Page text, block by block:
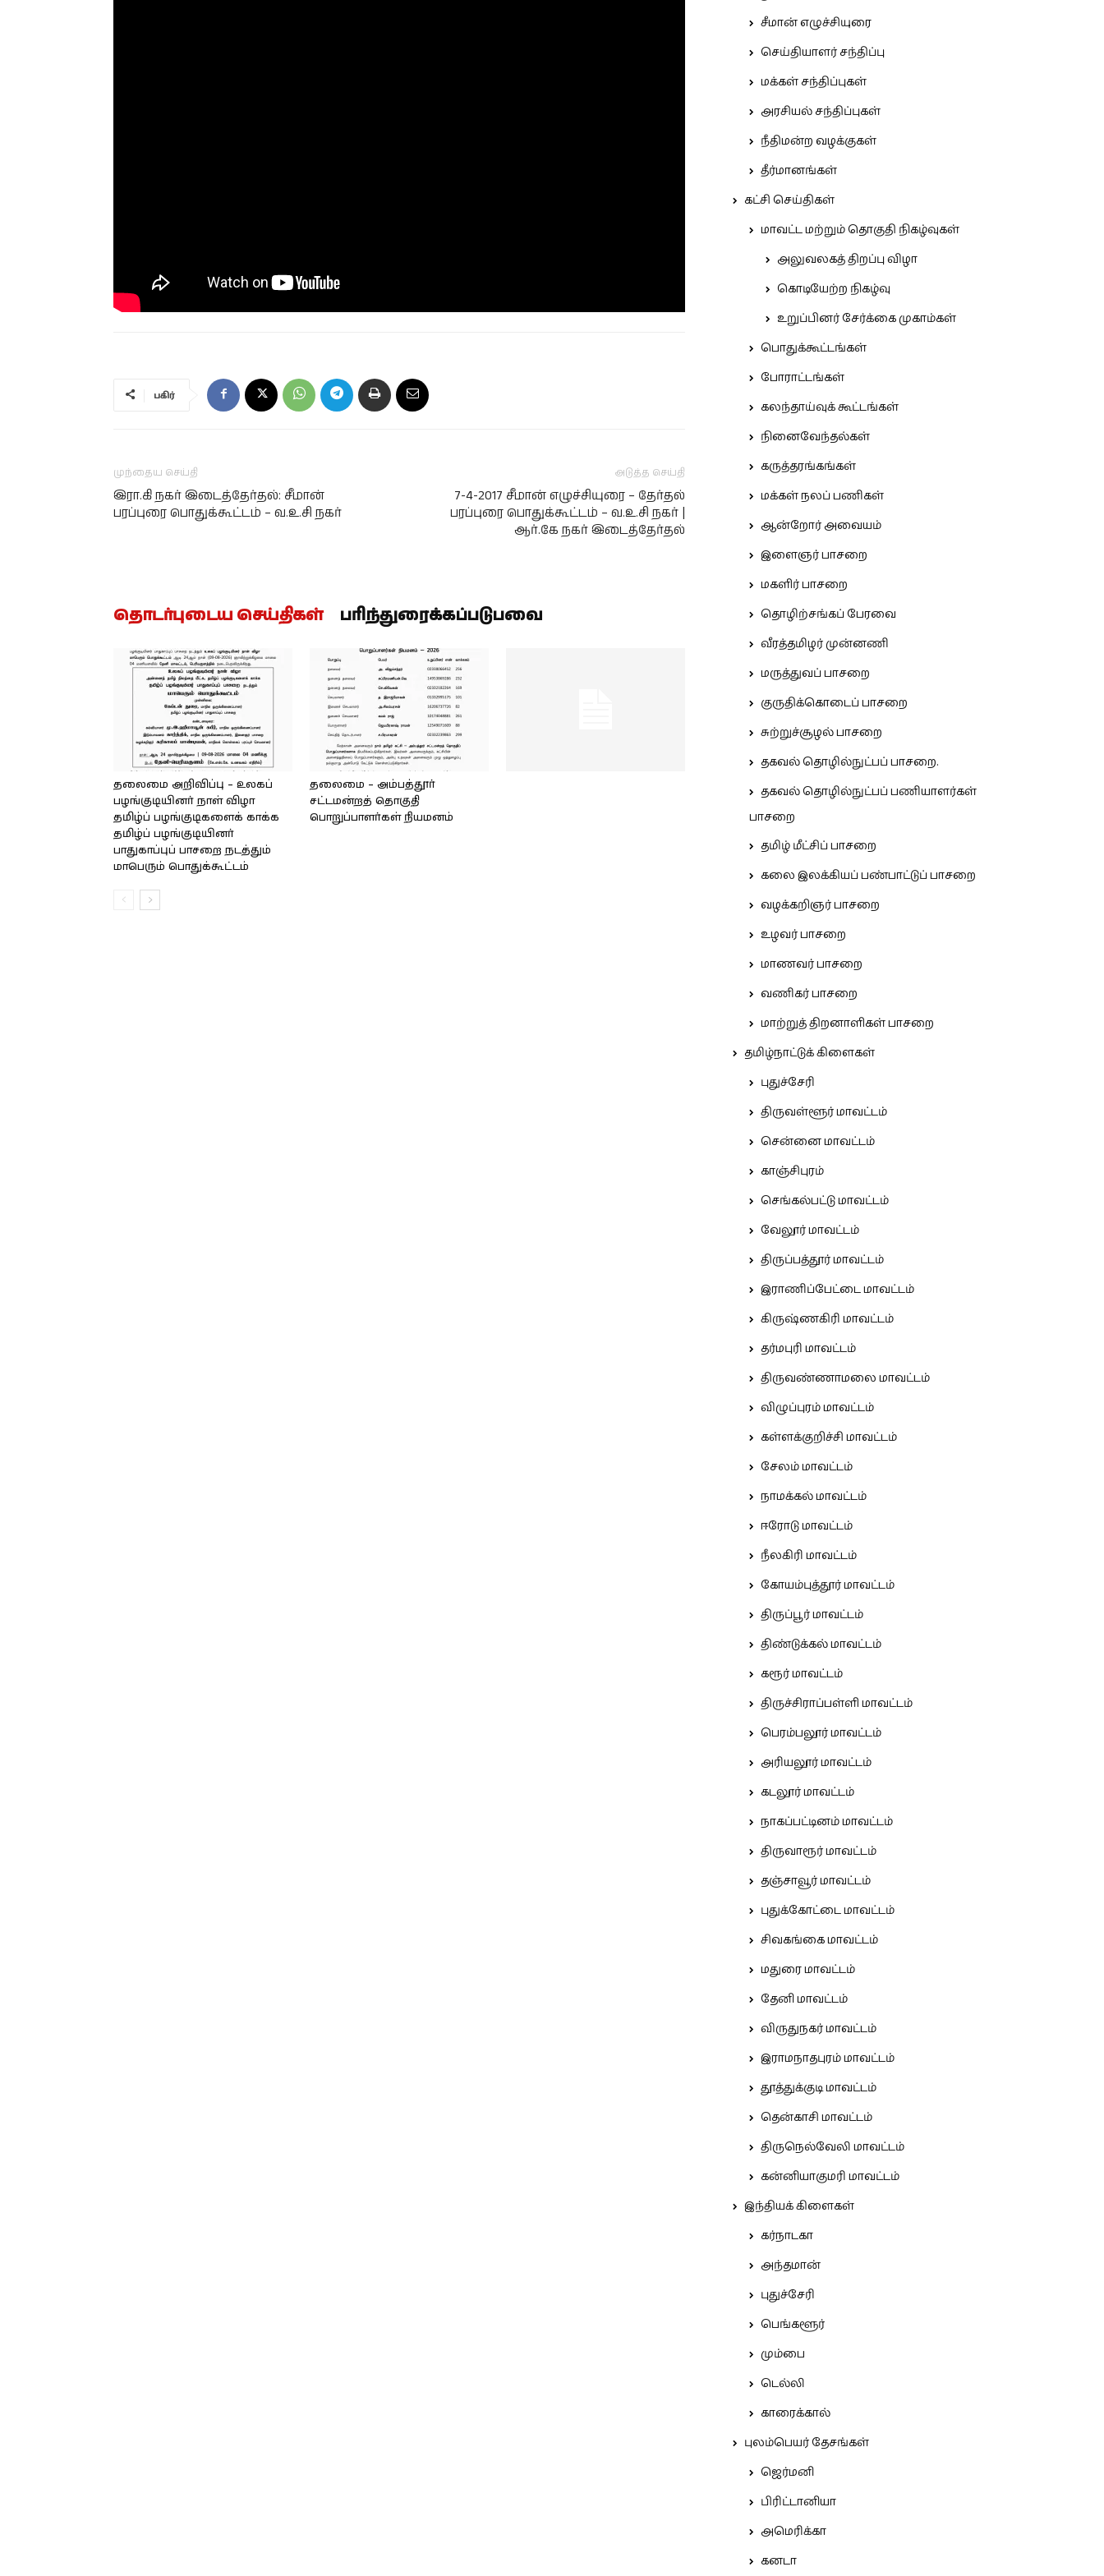
பகிர்
முந்தைய செய்தி
இரா.கி நகர் இடைத்தேர்தல்: சீமான்
பரப்புரை பொதுக்கூட்டம் – வ.உ.சி நகர்
அடுத்த செய்தி
7-4-2017 சீமான் எழுச்சியுரை – தேர்தல்
பரப்புரை பொதுக்கூட்டம் – வ.உ.சி நகர் |
ஆர்.கே நகர் இடைத்தேர்தல்
தொடர்புடைய செய்திகள் பரிந்துரைக்கப்படுபவை
தலைமை அறிவிப்பு – உலகப்
பழங்குடியினர் நாள் விழா
தமிழ்ப் பழங்குடிகளைக் காக்க
தமிழ்ப் பழங்குடியினர்
பாதுகாப்புப் பாசறை நடத்தும்
மாபெரும் பொதுக்கூட்டம்
தலைமை – அம்பத்தூர்
சட்டமன்றத் தொகுதி
பொறுப்பாளர்கள் நியமனம்
சீமான் எழுச்சியுரை
செய்தியாளர் சந்திப்பு
மக்கள் சந்திப்புகள்
அரசியல் சந்திப்புகள்
நீதிமன்ற வழக்குகள்
தீர்மானங்கள்
கட்சி செய்திகள்
மாவட்ட மற்றும் தொகுதி நிகழ்வுகள்
அலுவலகத் திறப்பு விழா
கொடியேற்ற நிகழ்வு
உறுப்பினர் சேர்க்கை முகாம்கள்
பொதுக்கூட்டங்கள்
போராட்டங்கள்
கலந்தாய்வுக் கூட்டங்கள்
நினைவேந்தல்கள்
கருத்தரங்கங்கள்
மக்கள் நலப் பணிகள்
ஆன்றோர் அவையம்
இளைஞர் பாசறை
மகளிர் பாசறை
தொழிற்சங்கப் பேரவை
வீரத்தமிழர் முன்னணி
மருத்துவப் பாசறை
குருதிக்கொடைப் பாசறை
சுற்றுச்சூழல் பாசறை
தகவல் தொழில்நுட்பப் பாசறை.
தகவல் தொழில்நுட்பப் பணியாளர்கள்
பாசறை
தமிழ் மீட்சிப் பாசறை
கலை இலக்கியப் பண்பாட்டுப் பாசறை
வழக்கறிஞர் பாசறை
உழவர் பாசறை
மாணவர் பாசறை
வணிகர் பாசறை
மாற்றுத் திறனாளிகள் பாசறை
தமிழ்நாட்டுக் கிளைகள்
புதுச்சேரி
திருவள்ளூர் மாவட்டம்
சென்னை மாவட்டம்
காஞ்சிபுரம்
செங்கல்பட்டு மாவட்டம்
வேலூர் மாவட்டம்
திருப்பத்தூர் மாவட்டம்
இராணிப்பேட்டை மாவட்டம்
கிருஷ்ணகிரி மாவட்டம்
தர்மபுரி மாவட்டம்
திருவண்ணாமலை மாவட்டம்
விழுப்புரம் மாவட்டம்
கள்ளக்குறிச்சி மாவட்டம்
சேலம் மாவட்டம்
நாமக்கல் மாவட்டம்
ஈரோடு மாவட்டம்
நீலகிரி மாவட்டம்
கோயம்புத்தூர் மாவட்டம்
திருப்பூர் மாவட்டம்
திண்டுக்கல் மாவட்டம்
கரூர் மாவட்டம்
திருச்சிராப்பள்ளி மாவட்டம்
பெரம்பலூர் மாவட்டம்
அரியலூர் மாவட்டம்
கடலூர் மாவட்டம்
நாகப்பட்டினம் மாவட்டம்
திருவாரூர் மாவட்டம்
தஞ்சாவூர் மாவட்டம்
புதுக்கோட்டை மாவட்டம்
சிவகங்கை மாவட்டம்
மதுரை மாவட்டம்
தேனி மாவட்டம்
விருதுநகர் மாவட்டம்
இராமநாதபுரம் மாவட்டம்
தூத்துக்குடி மாவட்டம்
தென்காசி மாவட்டம்
திருநெல்வேலி மாவட்டம்
கன்னியாகுமரி மாவட்டம்
இந்தியக் கிளைகள்
கர்நாடகா
அந்தமான்
புதுச்சேரி
பெங்களூர்
மும்பை
டெல்லி
காரைக்கால்
புலம்பெயர் தேசங்கள்
ஜெர்மனி
பிரிட்டானியா
அமெரிக்கா
கனடா